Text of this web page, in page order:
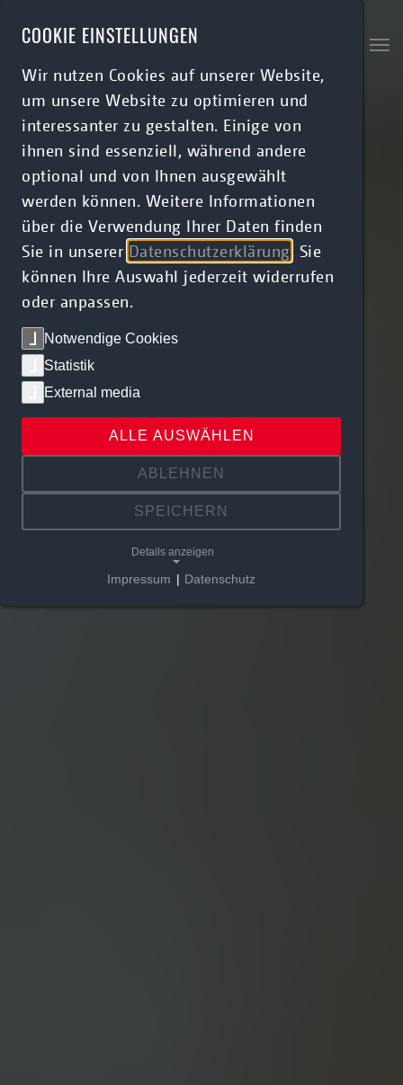
COOKIE EINSTELLUNGEN
Wir nutzen Cookies auf unserer Website,
um unsere Website zu optimieren und
interessanter zu gestalten. Einige von
ihnen sind essenziell, während andere
optional und von Ihnen ausgewählt
werden können. Weitere Informationen
über die Verwendung Ihrer Daten finden
Sie in unserer Datenschutzerklärung . Sie
können Ihre Auswahl jederzeit widerrufen
oder anpassen.
Notwendige Cookies
Statistik
External media
ALLE AUSWÄHLEN
ABLEHNEN
SPEICHERN
Details anzeigen
Impressum | Datenschutz